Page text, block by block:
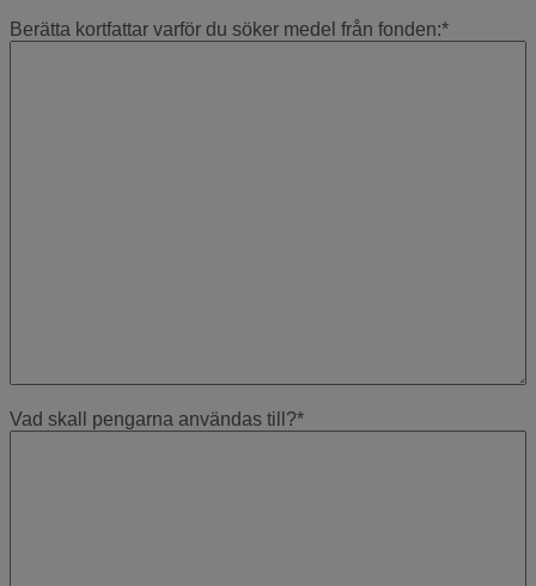
Berätta kortfattar varför du söker medel från fonden:*
Vad skall pengarna användas till?*